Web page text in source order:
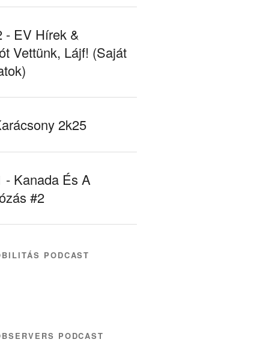
- EV Hírek &
Vettünk, Lájf! (Saját
2k25
- Kanada És A
#2
PODCAST
PODCAST